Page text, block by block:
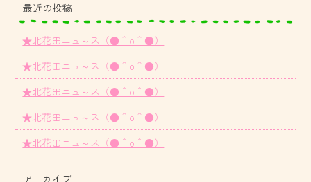
最近の投稿
★北花田ニュ～ス（●＾o＾●）
★北花田ニュ～ス（●＾o＾●）
★北花田ニュ～ス（●＾o＾●）
★北花田ニュ～ス（●＾o＾●）
★北花田ニュ～ス（●＾o＾●）
アーカイブ